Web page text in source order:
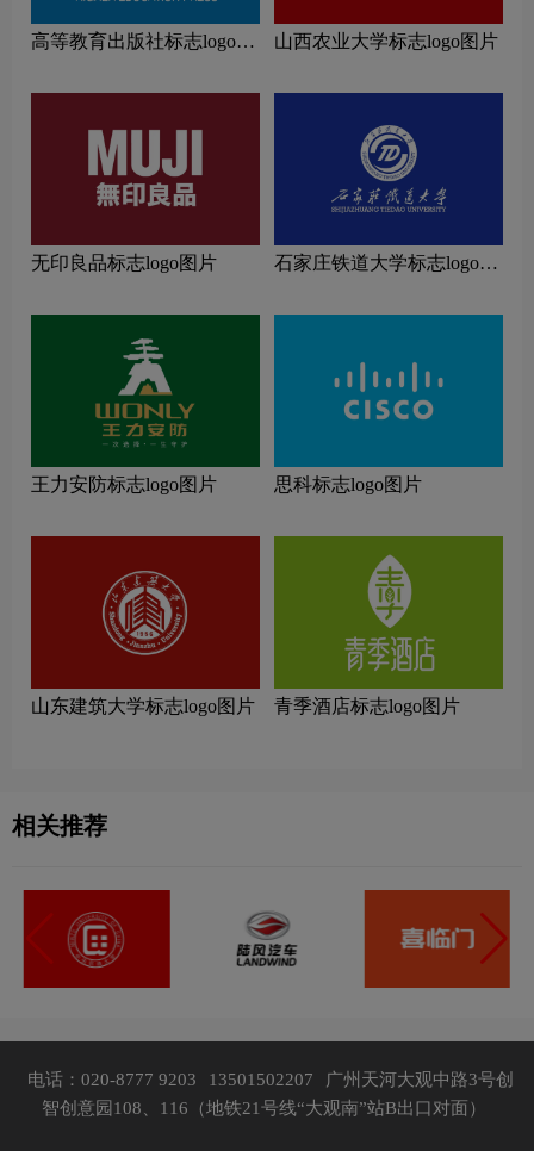
高等教育出版社标志logo图
山西农业大学标志logo图片
无印良品标志logo图片
石家庄铁道大学标志logo图
王力安防标志logo图片 思科标志logo图片
山东建筑大学标志logo图片 青季酒店标志logo图片
相关推荐
电话：020-8777 9203 13501502207
广州天河大观中路3号创
智创意园108、116（地铁21号线“大观南”站B出口对面）